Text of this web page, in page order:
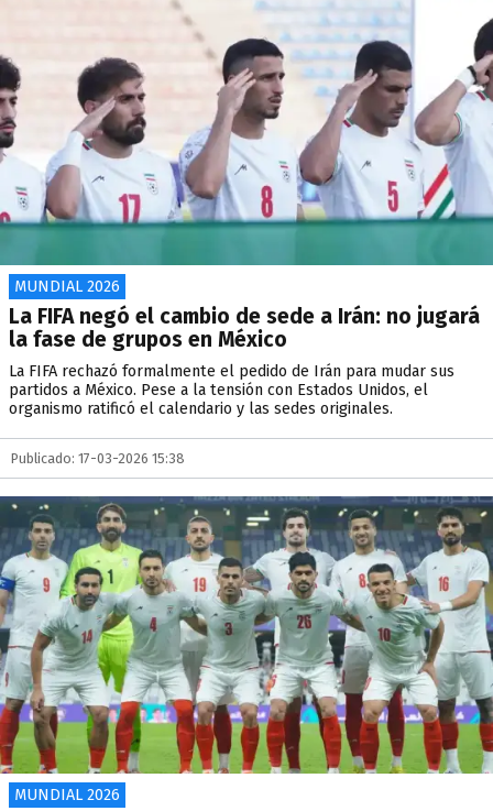
MUNDIAL 2026
La FIFA negó el cambio de sede a Irán: no jugará
la fase de grupos en México
La FIFA rechazó formalmente el pedido de Irán para mudar sus
partidos a México. Pese a la tensión con Estados Unidos, el
organismo ratificó el calendario y las sedes originales.
Publicado: 17-03-2026 15:38
MUNDIAL 2026